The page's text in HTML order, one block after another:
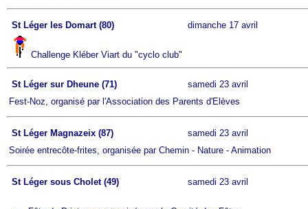
St Léger les Domart (80) dimanche 17 avril
Challenge Kléber Viart du "cyclo club"
St Léger sur Dheune (71)
samedi 23 avril
Fest-Noz, organisé par l'Association des Parents d'Elèves
St Léger Magnazeix (87)
samedi 23 avril
Soirée entrecôte-frites, organisée par Chemin - Nature - Animation
St Léger sous Cholet (49) samedi 23 avril